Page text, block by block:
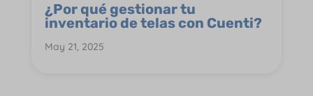
¿Por qué gestionar tu
inventario de telas con Cuenti?
May 21, 2025